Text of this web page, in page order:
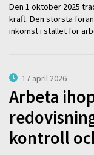
Den 1 oktober 2025
kraft. Den största
inkomst i stället för
17 april 2026
Arbeta
kontroll